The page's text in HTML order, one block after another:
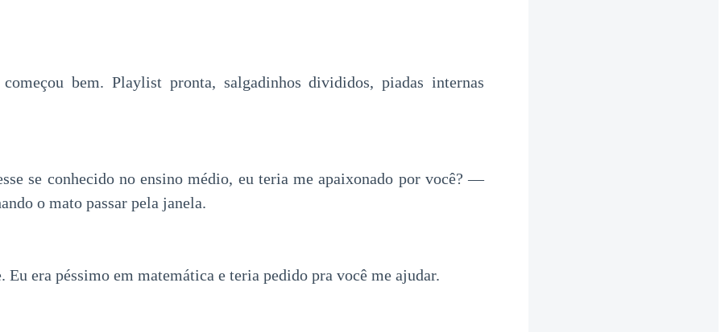
bem. Playlist pronta, salgadinhos divididos, piadas internas
se conhecido no ensino médio, eu teria me apaixonado por você? —
o mato passar pela janela.
era péssimo em matemática e teria pedido pra você me ajudar.